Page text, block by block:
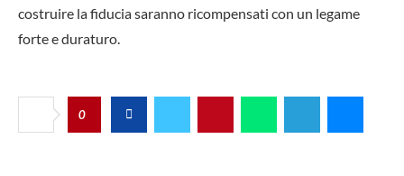
costruire la fiducia saranno ricompensati con un legame
forte e duraturo.
0